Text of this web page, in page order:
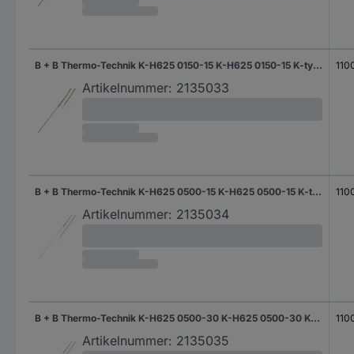
B + B Thermo-Technik K-H625 0150-15 K-H625 0150-15 K-type Temperatuursonde -200 tot 1100 °C
Artikelnummer: 2135033
B + B Thermo-Technik K-H625 0500-15 K-H625 0500-15 K-type Temperatuursonde -200 tot 1100 °C
Artikelnummer: 2135034
B + B Thermo-Technik K-H625 0500-30 K-H625 0500-30 K-type Temperatuursonde -200 tot 1100 °C
Artikelnummer: 2135035